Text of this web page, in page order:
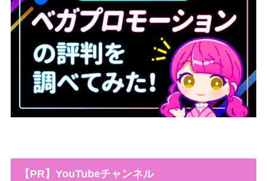
【PR】YouTubeチャンネル